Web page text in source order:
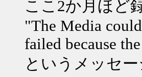
ここ2か月ほど
"The Media
failed because
というメッセ